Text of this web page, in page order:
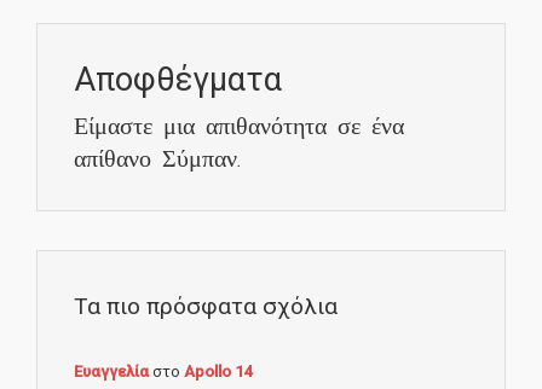
Αποφθέγματα
Είμαστε μια απιθανότητα σε ένα
απίθανο Σύμπαν.
Τα πιο πρόσφατα σχόλια
Ευαγγελίαστο Apollo 14